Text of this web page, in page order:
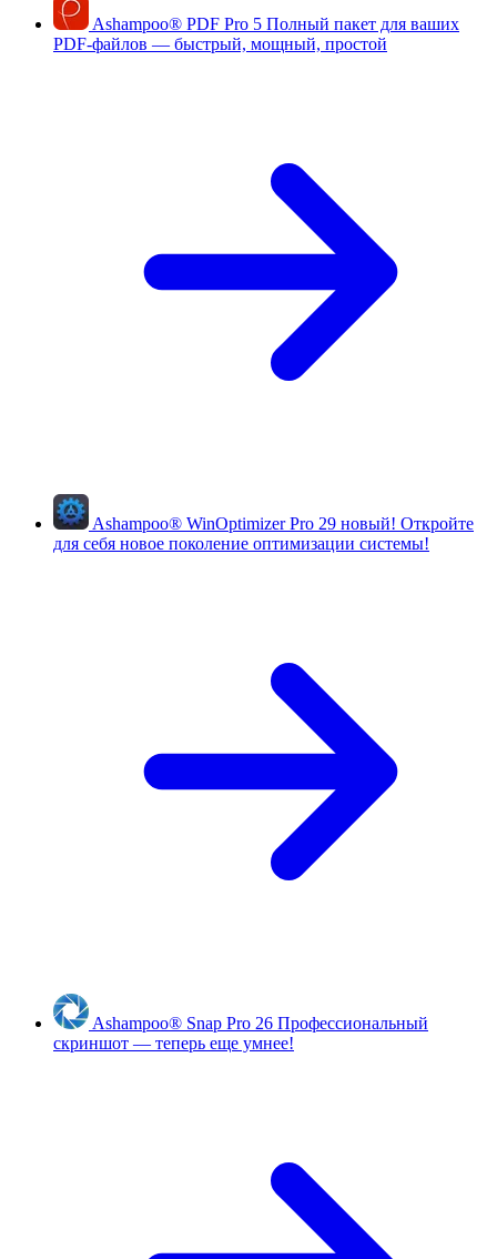
Ashampoo® PDF Pro 5 Полный пакет для ваших
PDF-файлов — быстрый, мощный, простой
Ashampoo® WinOptimizer Pro 29 новый! Откройте
для себя новое поколение оптимизации системы!
Ashampoo® Snap Pro 26 Профессиональный
скриншот — теперь еще умнее!